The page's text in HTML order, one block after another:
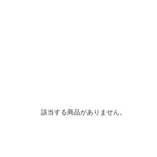
該当する商品がありません。